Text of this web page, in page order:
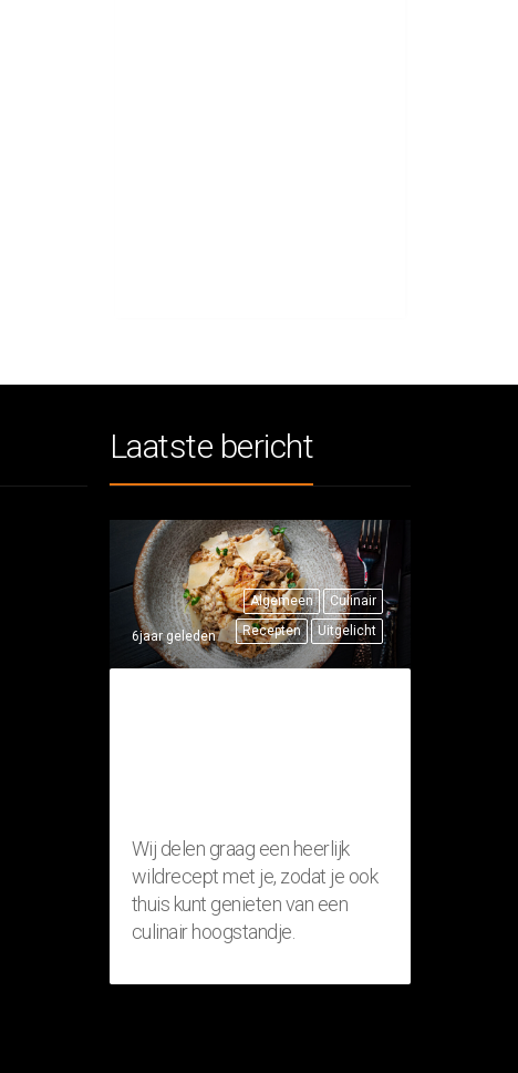
Laatste bericht
Algemeen
Culinair
Recepten
Uitgelicht
6jaar geleden
Wij delen graag een heerlijk
wildrecept met je, zodat je ook
thuis kunt genieten van een
culinair hoogstandje.